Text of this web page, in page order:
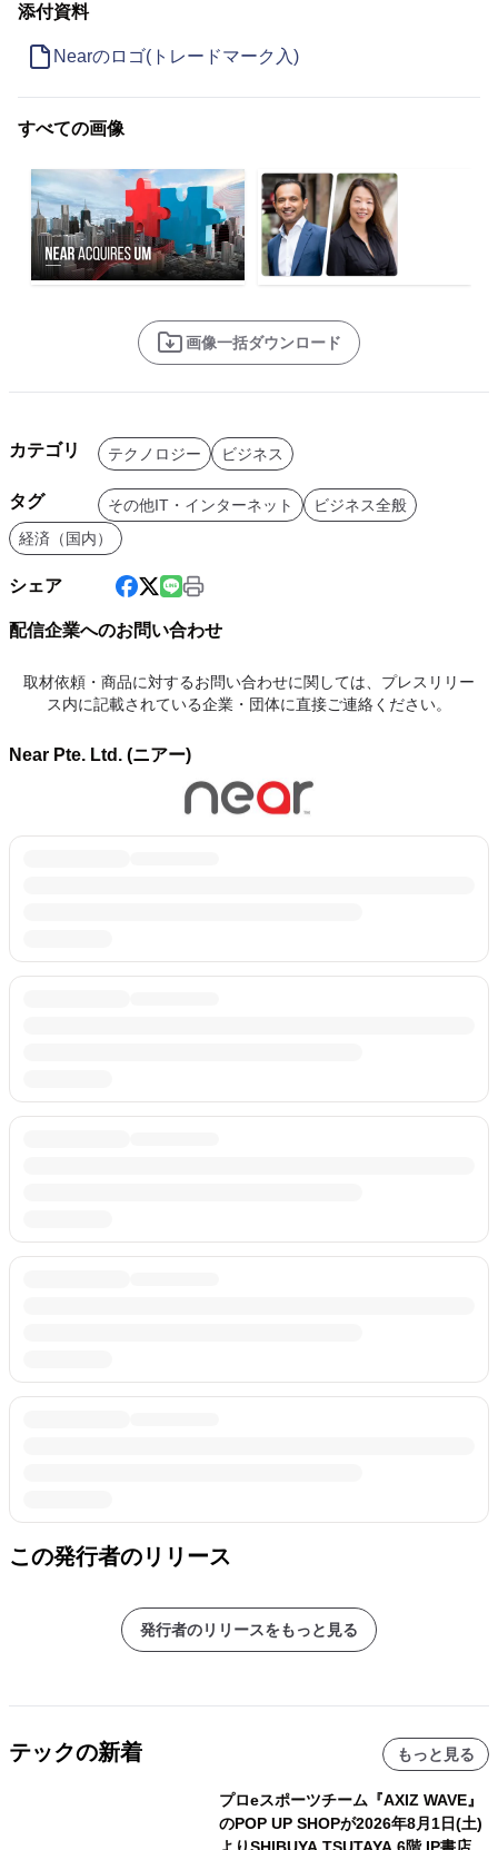
添付資料
Nearのロゴ(トレードマーク入)
すべての画像
画像一括ダウンロード
カテゴリ テクノロジー ビジネス
タグ その他IT・インターネット
ビジネス全般
経済（国内）
シェア
配信企業へのお問い合わせ
取材依頼・商品に対するお問い合わせに関しては、プレスリリー
ス内に記載されている企業・団体に直接ご連絡ください。
Near Pte. Ltd. (ニアー)
この発行者のリリース
発行者のリリースをもっと見る
テックの新着 もっと見る
プロeスポーツチーム『AXIZ WAVE』
のPOP UP SHOPが2026年8月1日(土)